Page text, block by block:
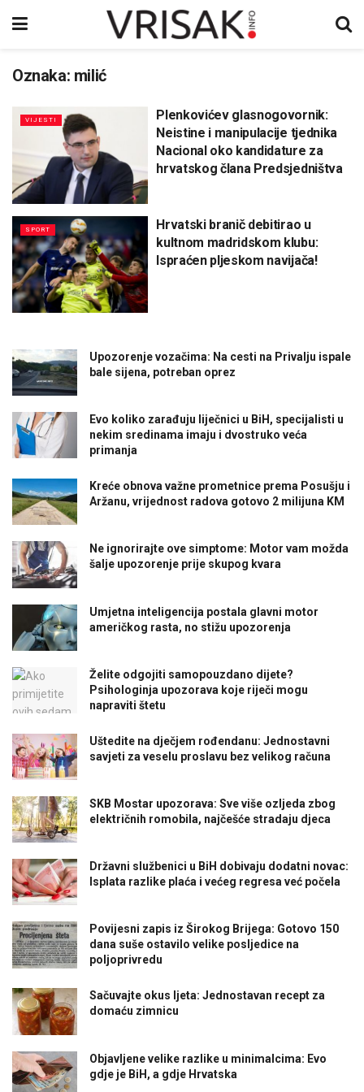
Oznaka: milić
VIJESTI
Plenkovićev glasnogovornik:
Neistine i manipulacije tjednika
Nacional oko kandidature za
hrvatskog člana Predsjedništva
SPORT
Hrvatski branič debitirao u
kultnom madridskom klubu:
Ispraćen pljeskom navijača!
Upozorenje vozačima: Na cesti na Privalju ispale
bale sijena, potreban oprez
Evo koliko zarađuju liječnici u BiH, specijalisti u
nekim sredinama imaju i dvostruko veća
primanja
Kreće obnova važne prometnice prema Posušju i
Aržanu, vrijednost radova gotovo 2 milijuna KM
Ne ignorirajte ove simptome: Motor vam možda
šalje upozorenje prije skupog kvara
Umjetna inteligencija postala glavni motor
američkog rasta, no stižu upozorenja
Želite odgojiti samopouzdano dijete?
Psihologinja upozorava koje riječi mogu
napraviti štetu
Uštedite na dječjem rođendanu: Jednostavni
savjeti za veselu proslavu bez velikog računa
SKB Mostar upozorava: Sve više ozljeda zbog
električnih romobila, najčešće stradaju djeca
Državni službenici u BiH dobivaju dodatni novac:
Isplata razlike plaća i većeg regresa već počela
Povijesni zapis iz Širokog Brijega: Gotovo 150
dana suše ostavilo velike posljedice na
poljoprivredu
Sačuvajte okus ljeta: Jednostavan recept za
domaću zimnicu
Objavljene velike razlike u minimalcima: Evo
gdje je BiH, a gdje Hrvatska